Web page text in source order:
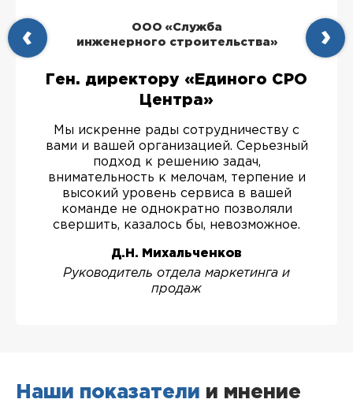
ООО «Служба
инженерного строительства»
Ген. директору «Единого СРО
Центра»
Мы искренне рады сотрудничеству с
вами и вашей организацией. Серьезный
подход к решению задач,
внимательность к мелочам, терпение и
высокий уровень сервиса в вашей
команде не однократно позволяли
свершить, казалось бы, невозможное.
Д.Н. Михальченков
Руководитель отдела маркетинга и
продаж
Наши показатели и мнение